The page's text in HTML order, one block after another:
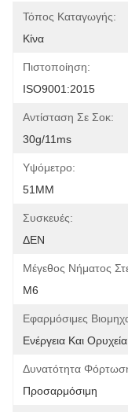
Τόπος Καταγωγής:
Κίνα
Πιστοποίηση:
ISO9001:2015
Αντίσταση Σε Σοκ:
30g/11ms
Υψόμετρο:
51MM
Συσκευές:
ΔΕΝ
Μέγεθος Νήματος
M6
Εφαρμόσιμες
Ενέργεια Και Ορυχεία
Δυνατότητα
Προσαρμόσιμη